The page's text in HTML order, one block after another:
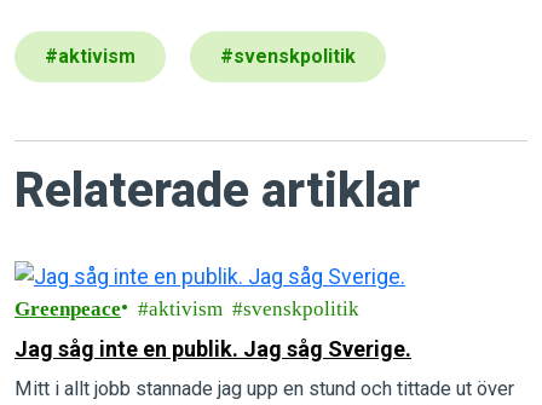
#aktivism #svenskpolitik
Relaterade artiklar
Greenpeace aktivism svenskpolitik
Jag såg inte en publik. Jag såg Sverige.
Mitt i allt jobb stannade jag upp en stund och tittade ut över